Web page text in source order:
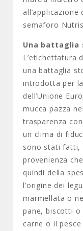
semaforo
Una battaglia
L’etichettatura
una battaglia
introdotta per
dell’Unione
mucca pazza
trasparenza
un clima di
sono stati fatti,
provenienza
quindi della
l’origine dei
marmellata o
pane, biscotti o
carne o il